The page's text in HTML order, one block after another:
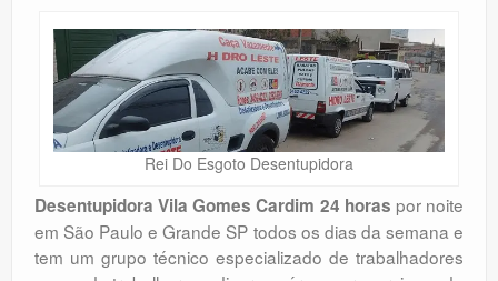
Rei Do Esgoto Desentupidora
Desentupidora Vila Gomes Cardim 24 horas por noite
em São Paulo e Grande SP todos os dias da semana e
tem um grupo técnico especializado de trabalhadores